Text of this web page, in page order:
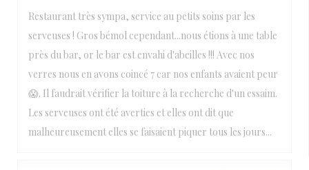
Restaurant très sympa, service au petits soins par les
serveuses ! Gros bémol cependant...nous étions à une table
près du bar, or le bar est envahi d'abeilles !!! Avec nos
verres nous en avons coincé 7 car nos enfants avaient peur
😱. Il faudrait vérifier la toiture à la recherche d'un essaim.
Les serveuses ont été averties et elles ont dit que
malheureusement elles se faisaient piquer tous les jours...